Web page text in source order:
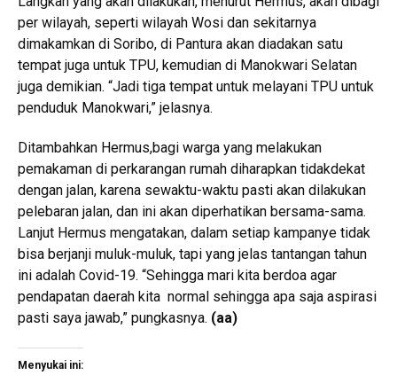
per wilayah, seperti wilayah Wosi dan sekitarnya
dimakamkan di Soribo, di Pantura akan diadakan satu
tempat juga untuk TPU, kemudian di Manokwari Selatan
juga demikian. “Jadi tiga tempat untuk melayani TPU untuk
penduduk Manokwari,” jelasnya.
Ditambahkan Hermus,bagi warga yang melakukan
pemakaman di perkarangan rumah diharapkan tidakdekat
dengan jalan, karena sewaktu-waktu pasti akan dilakukan
pelebaran jalan, dan ini akan diperhatikan bersama-sama.
Lanjut Hermus mengatakan, dalam setiap kampanye tidak
bisa berjanji muluk-muluk, tapi yang jelas tantangan tahun
ini adalah Covid-19. “Sehingga mari kita berdoa agar
pendapatan daerah kita normal sehingga apa saja aspirasi
pasti saya jawab,” pungkasnya. (aa)
Menyukai ini: